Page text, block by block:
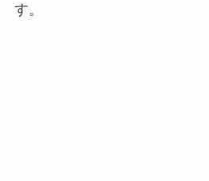
す。